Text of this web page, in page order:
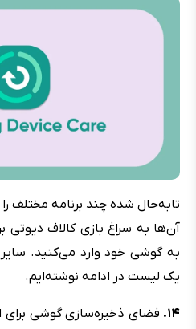
تابه‌حال شده چند برنامه مختلف
آن‌ها به سراغ بازی کالاف دیوتی
به گوشی خود وارد می‌کنید. سایر
یک لیست در ادامه نوشته‌ایم.
۱۴. فضای ذخیره‌سازی گوشی برای